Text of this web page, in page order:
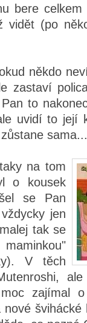
bere
vidět (po
někdo
zastaví
to
uvidí to její
sama...
na tom
o kousek
se Pan
jen
tak se
V těch
zajímal